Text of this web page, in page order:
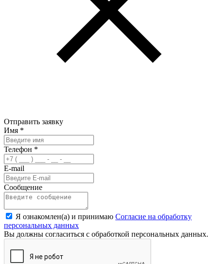
Отправить заявку
Имя *
Телефон *
E-mail
Сообщение
Я ознакомлен(а) и принимаю Согласие на обработку
персональных данных
Вы должны согласиться с обработкой персональных данных.